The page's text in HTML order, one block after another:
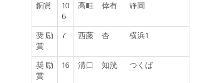
銅賞
10
6
高畦 倖有 静岡
奨励
賞
7 西藤 杏 横浜1
奨励
賞
16 溝口 知洸 つくば